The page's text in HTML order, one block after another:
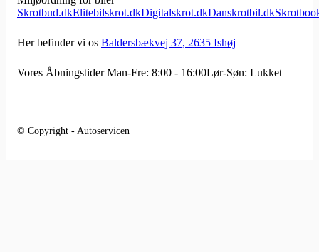
Skrotbud.dkElitebilskrot.dkDigitalskrot.dkDanskrotbil.dk
Her befinder vi os Baldersbækvej 37, 2635 Ishøj
Vores Åbningstider Man-Fre: 8:00 - 16:00Lør-Søn: Lukket
© Copyright - Autoservicen